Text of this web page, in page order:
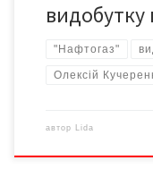
видобутку
"Нафтогаз"
Олексій
автор Lida